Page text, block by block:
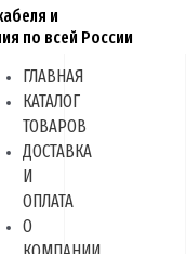
и
по всей России
ГЛАВНАЯ
КАТАЛОГ
ТОВАРОВ
ДОСТАВКА
И
ОПЛАТА
О
Menu